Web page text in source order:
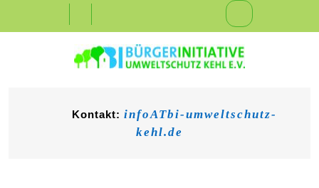
Button
Kontakt: infoATbi-umweltschutz-
kehl.de